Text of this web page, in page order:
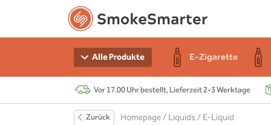
Alle Produkte E-Zigarette
Vor 17.00 Uhr bestellt, Lieferzeit 2-3 Werktage
Zurück Homepage/Liquids/E-Liquid